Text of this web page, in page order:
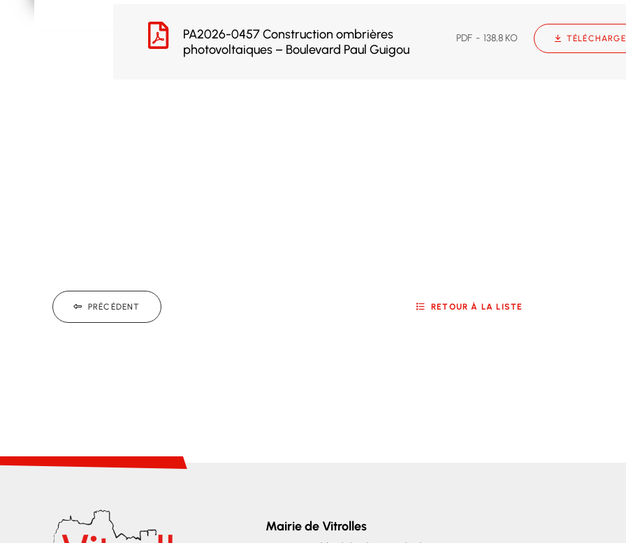
PA2026-0457 Construction ombrières
photovoltaiques – Boulevard Paul Guigou
PDF 138,8 KO
PRÉCÉDENT RETOUR À LA LISTE
Mairie de Vitrolles